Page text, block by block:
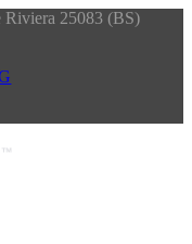
Riviera 25083 (BS)